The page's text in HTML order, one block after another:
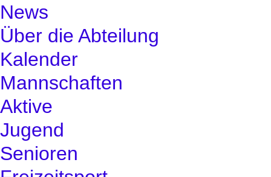
News
Über die Abteilung
Kalender
Mannschaften
Aktive
Jugend
Senioren